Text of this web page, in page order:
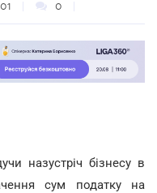
0
назустріч бізнесу в
сум податку на